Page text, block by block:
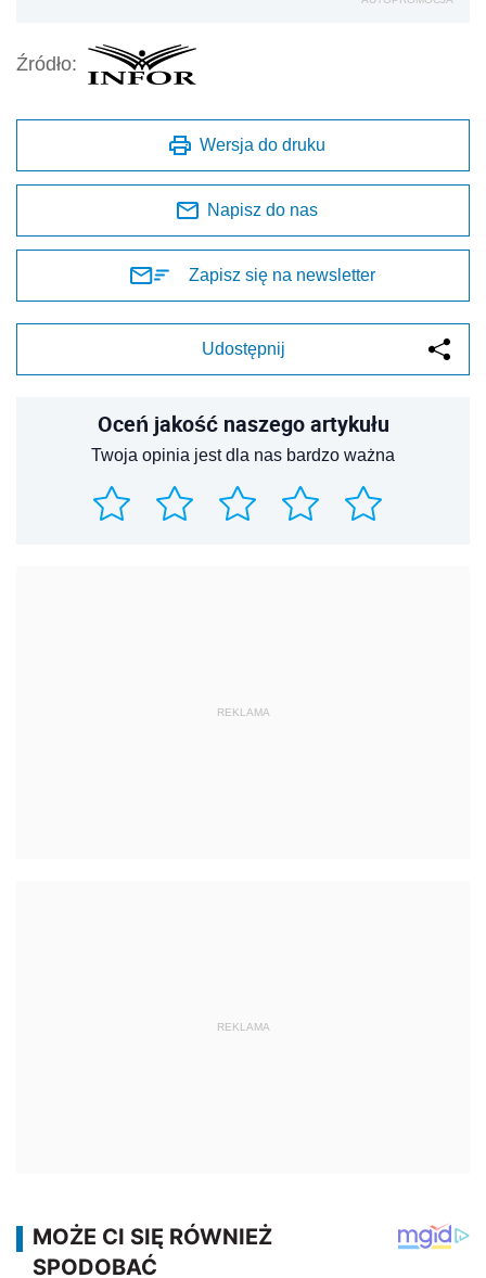
Źródło:
Wersja do druku
Napisz do nas
Zapisz się na newsletter
Udostępnij
Oceń jakość naszego artykułu
Twoja opinia jest dla nas bardzo ważna
REKLAMA
REKLAMA